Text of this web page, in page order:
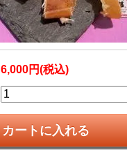
6,000円(税込)